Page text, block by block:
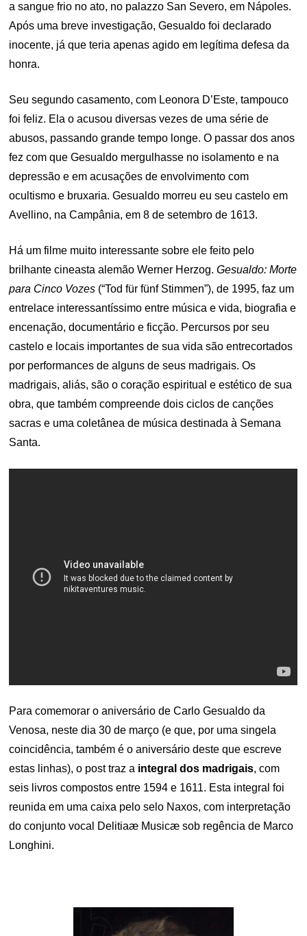
a sangue frio no ato, no palazzo San Severo, em Nápoles.
Após uma breve investigação, Gesualdo foi declarado
inocente, já que teria apenas agido em legítima defesa da
honra.
Seu segundo casamento, com Leonora D’Este, tampouco
foi feliz. Ela o acusou diversas vezes de uma série de
abusos, passando grande tempo longe. O passar dos anos
fez com que Gesualdo mergulhasse no isolamento e na
depressão e em acusações de envolvimento com
ocultismo e bruxaria. Gesualdo morreu eu seu castelo em
Avellino, na Campânia, em 8 de setembro de 1613.
Há um filme muito interessante sobre ele feito pelo
brilhante cineasta alemão Werner Herzog.Gesualdo: Morte
para Cinco Vozes (“Tod für fünf Stimmen”), de 1995, faz um
entrelace interessantíssimo entre música e vida, biografia e
encenação, documentário e ficção. Percursos por seu
castelo e locais importantes de sua vida são entrecortados
por performances de alguns de seus madrigais. Os
madrigais, aliás, são o coração espiritual e estético de sua
obra, que também compreende dois ciclos de canções
sacras e uma coletânea de música destinada à Semana
Santa.
Para comemorar o aniversário de Carlo Gesualdo da
Venosa, neste dia 30 de março (e que, por uma singela
coincidência, também é o aniversário deste que escreve
estas linhas), o post traz a integral dos madrigais, com
seis livros compostos entre 1594 e 1611. Esta integral foi
reunida em uma caixa pelo selo Naxos, com interpretação
do conjunto vocal Delitiaæ Musicæ sob regência de Marco
Longhini.